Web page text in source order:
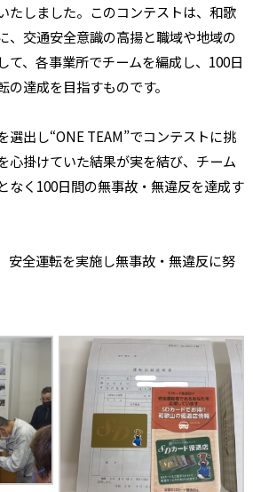
たしました。このコンテストは、和歌
、交通安全意識の高揚と職域や地域の
、各事業所でチームを編成し、 100日
達成を目指すものです。
選出し“ONE TEAM”でコンテストに挑
心掛けていた結果が実を結び、チーム
なく 100日間の無事故・無違反を達成す
安全運転を実施し無事故・無違反に努